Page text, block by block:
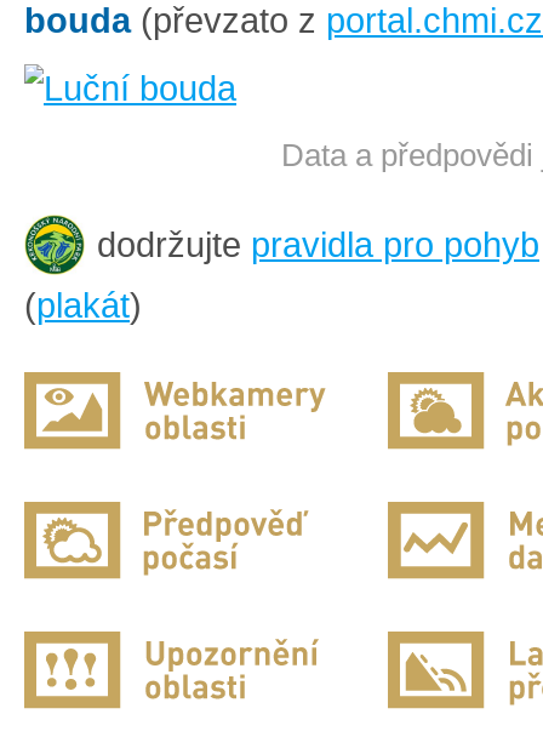
bouda(převzato z portal.chmi.cz
Data a
dodržujte pravidla pro pohyb
(plakát)